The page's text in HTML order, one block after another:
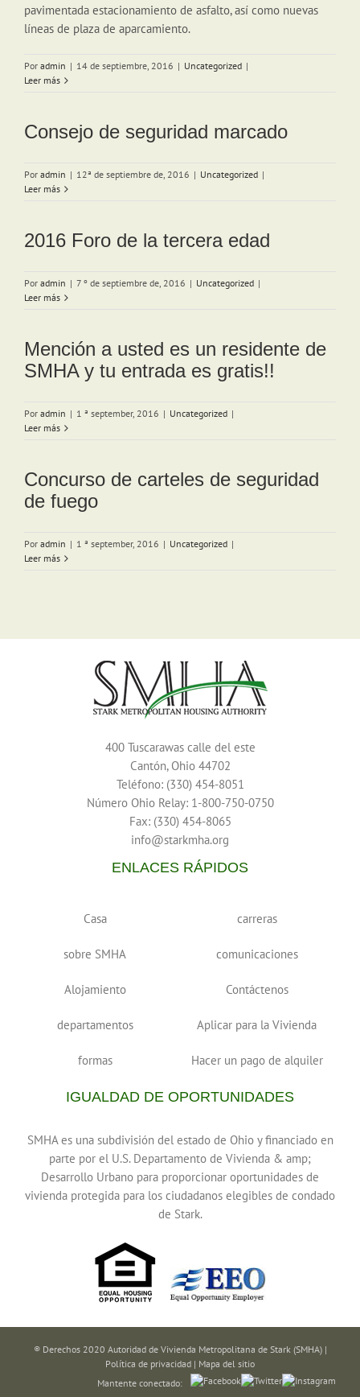
pavimentada estacionamiento de asfalto, así como nuevas
líneas de plaza de aparcamiento.
Por admin | 14 de septiembre, 2016 | Uncategorized |
Leer más
Consejo de seguridad marcado
Por admin | 12ª de septiembre de, 2016 | Uncategorized |
Leer más
2016 Foro de la tercera edad
Por admin | 7 º de septiembre de, 2016 | Uncategorized |
Leer más
Mención a usted es un residente de
SMHA y tu entrada es gratis!!
Por admin | 1 ª september, 2016 | Uncategorized |
Leer más
Concurso de carteles de seguridad
de fuego
Por admin | 1 ª september, 2016 | Uncategorized |
Leer más
400 Tuscarawas calle del este
Cantón, Ohio 44702
Teléfono: (330) 454-8051
Número Ohio Relay: 1-800-750-0750
Fax: (330) 454-8065
info@starkmha.org
ENLACES RÁPIDOS
Casa
sobre SMHA
Alojamiento
departamentos
formas
carreras
comunicaciones
Contáctenos
Aplicar para la Vivienda
Hacer un pago de alquiler
IGUALDAD DE OPORTUNIDADES
SMHA es una subdivisión del estado de Ohio y financiado en
parte por el U.S. Departamento de Vivienda & amp;
Desarrollo Urbano para proporcionar oportunidades de
vivienda protegida para los ciudadanos elegibles de condado
de Stark.
® Derechos 2020 Autoridad de Vivienda Metropolitana de Stark (SMHA) |
Política de privacidad | Mapa del sitio
Mantente conectado: